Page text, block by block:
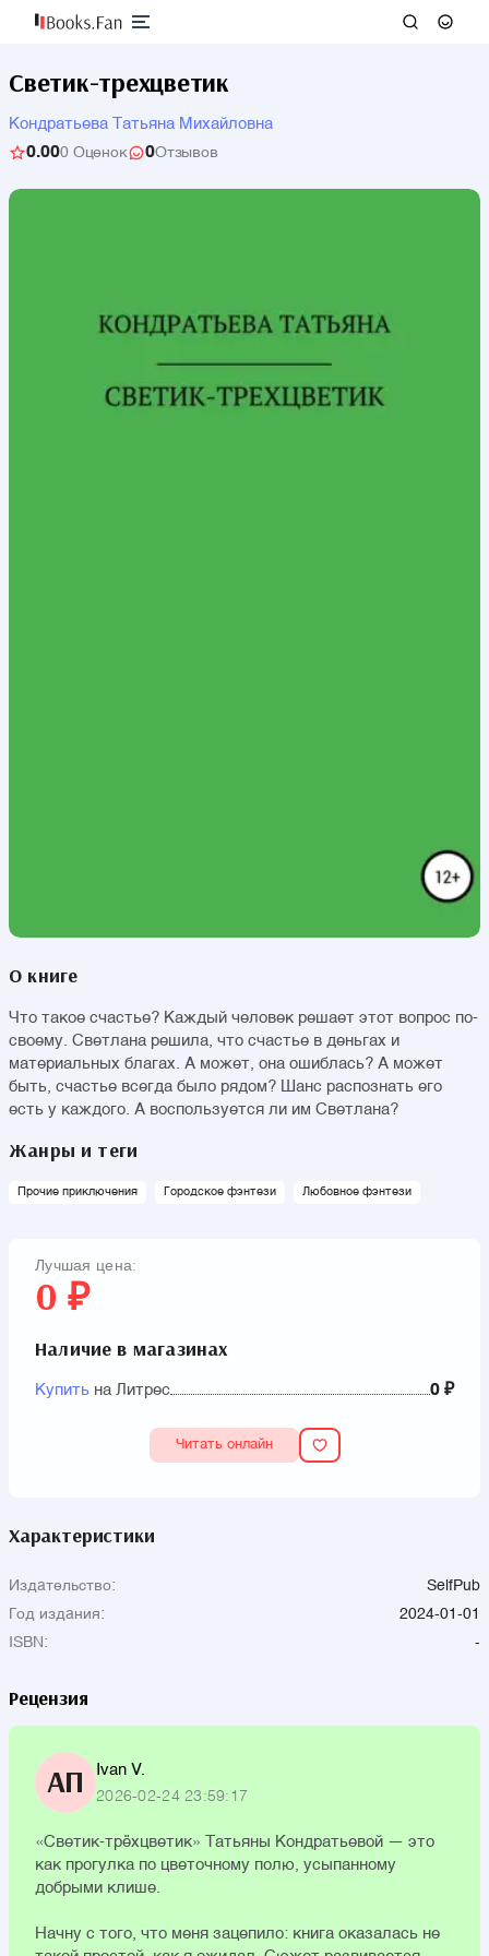
Светик-трехцветик
Кондратьева Татьяна Михайловна
0.000 Оценок 0Отзывов
О книге
Что такое счастье? Каждый человек решает этот вопрос по-
своему. Светлана решила, что счастье в деньгах и
материальных благах. А может, она ошиблась? А может
быть, счастье всегда было рядом? Шанс распознать его
есть у каждого. А воспользуется ли им Светлана?
Жанры и теги
Прочие приключения Городское фэнтези Любовное фэнтези
Лучшая цена:
0 ₽
Наличие в магазинах
Купить на Литрес 0 ₽
Читать онлайн
Характеристики
Издательство:
SelfPub
Год издания:
2024-01-01
ISBN:
-
Рецензия
АП Ivan V.
2026-02-24 23:59:17
«Светик-трёхцветик» Татьяны Кондратьевой — это
как прогулка по цветочному полю, усыпанному
добрыми клише.
Начну с того, что меня зацепило: книга оказалась не